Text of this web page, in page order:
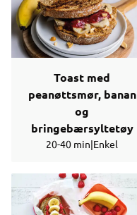
Toast med
peanøttsmør, banan
og
bringebærsyltetøy
20-40 min|Enkel